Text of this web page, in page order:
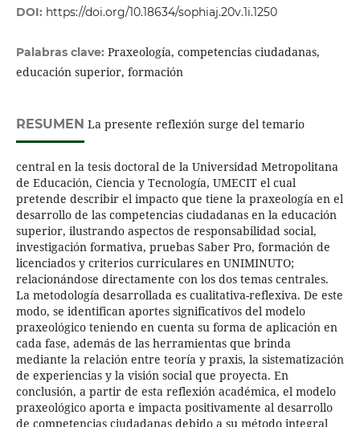
DOI: https://doi.org/10.18634/sophiaj.20v.1i.1250
Palabras clave: Praxeología, competencias ciudadanas,
educación superior, formación
RESUMEN La presente reflexión surge del temario
central en la tesis doctoral de la Universidad Metropolitana
de Educación, Ciencia y Tecnología, UMECIT el cual
pretende describir el impacto que tiene la praxeología en el
desarrollo de las competencias ciudadanas en la educación
superior, ilustrando aspectos de responsabilidad social,
investigación formativa, pruebas Saber Pro, formación de
licenciados y criterios curriculares en UNIMINUTO;
relacionándose directamente con los dos temas centrales.
La metodología desarrollada es cualitativa-reflexiva. De este
modo, se identifican aportes significativos del modelo
praxeológico teniendo en cuenta su forma de aplicación en
cada fase, además de las herramientas que brinda
mediante la relación entre teoría y praxis, la sistematización
de experiencias y la visión social que proyecta. En
conclusión, a partir de esta reflexión académica, el modelo
praxeológico aporta e impacta positivamente al desarrollo
de competencias ciudadanas debido a su método integral